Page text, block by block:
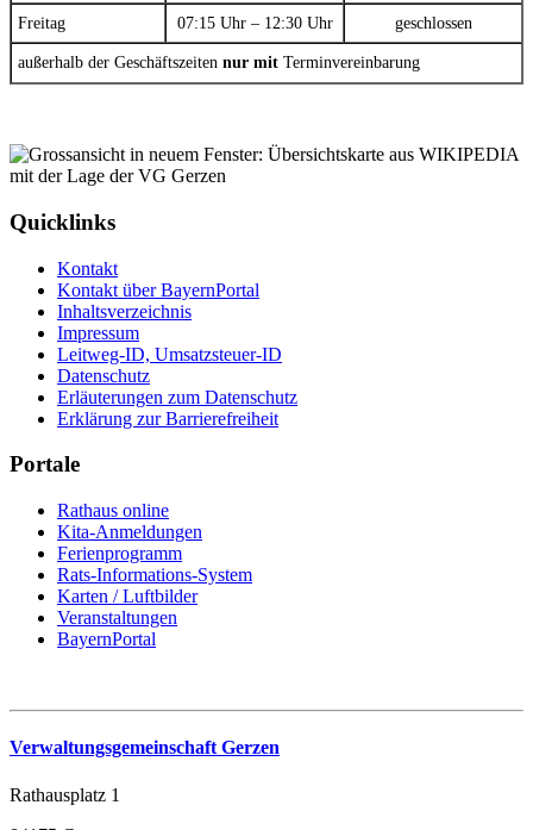
Freitag 07:15 Uhr – 12:30 Uhr geschlossen
außerhalb der Geschäftszeiten nur mit Terminvereinbarung
Quicklinks
Kontakt
Kontakt über BayernPortal
Inhaltsverzeichnis
Impressum
Leitweg-ID, Umsatzsteuer-ID
Datenschutz
Erläuterungen zum Datenschutz
Erklärung zur Barrierefreiheit
Portale
Rathaus online
Kita-Anmeldungen
Ferienprogramm
Rats-Informations-System
Karten / Luftbilder
Veranstaltungen
BayernPortal
Verwaltungsgemeinschaft Gerzen
Rathausplatz 1